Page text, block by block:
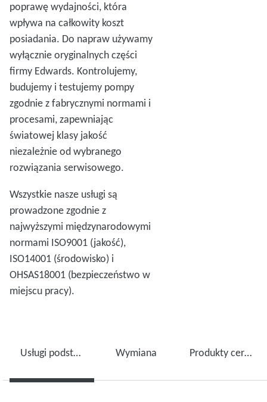
poprawę wydajności, która
wpływa na całkowity koszt
posiadania. Do napraw używamy
wyłącznie oryginalnych części
firmy Edwards. Kontrolujemy,
budujemy i testujemy pompy
zgodnie z fabrycznymi normami i
procesami, zapewniając
światowej klasy jakość
niezależnie od wybranego
rozwiązania serwisowego.
Wszystkie nasze usługi są
prowadzone zgodnie z
najwyższymi międzynarodowymi
normami ISO9001 (jakość),
ISO14001 (środowisko) i
OHSAS18001 (bezpieczeństwo w
miejscu pracy).
Usługi podstawowe Wymiana Produkty certyfikowane